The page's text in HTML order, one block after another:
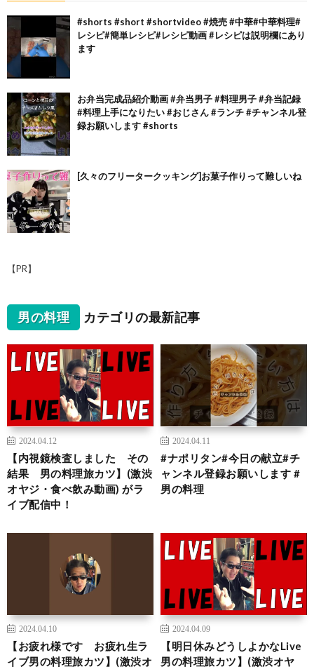
#shorts #short #shortvideo #焼売 #中華#中華料理#
レシピ#簡単レシピ#レシピ動画 #レシピは説明欄にあり
ます
お弁当完成品紹介動画 #弁当男子 #料理男子 #弁当記録
#料理上手になりたい #おじさん #ランチ #チャンネル登
録お願いします #shorts
[久々のフリータークッキング]お菓子作りって難しいね
【PR】
男の料理 カテゴリの最新記事
2024.04.12
【内視鏡検査しました その
結果 男の料理旅カツ】(激渋
オヤジ・食べ飲み動画) がラ
イブ配信中！
2024.04.11
#ナポリタン#今日の献立#チ
ャンネル登録お願いします #
男の料理
2024.04.10
【お疲れ様です お疲れ生ラ
イブ男の料理旅カツ】(激渋オ
2024.04.09
【明日休みどうしよかなLive
男の料理旅カツ】(激渋オヤ